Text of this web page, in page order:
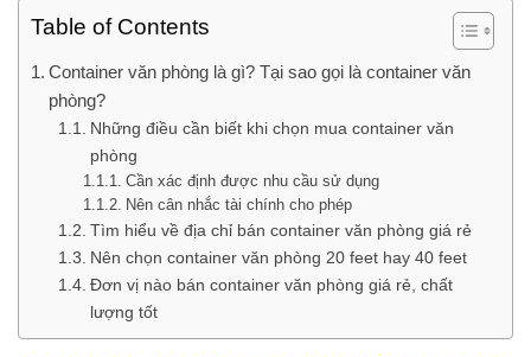
Table of Contents
Container văn phòng là gì? Tại sao gọi là container văn
phòng?
Những điều cần biết khi chọn mua container văn
phòng
Cần xác định được nhu cầu sử dụng
Nên cân nhắc tài chính cho phép
Tìm hiểu về địa chỉ bán container văn phòng giá rẻ
Nên chọn container văn phòng 20 feet hay 40 feet
Đơn vị nào bán container văn phòng giá rẻ, chất
lượng tốt